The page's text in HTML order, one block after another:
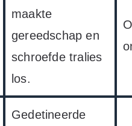
maakte
gereedschap en
schroefde tralies
los.
Gedetineerde